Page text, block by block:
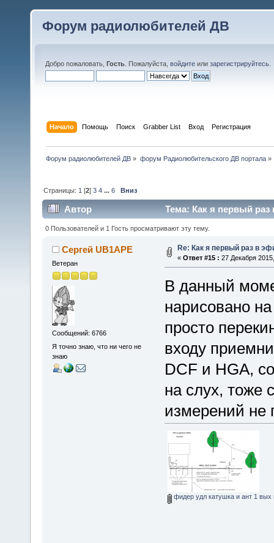
Форум радиолюбителей ДВ
Добро пожаловать, Гость . Пожалуйста, войдите или зарегистрируйтесь
Начало Помощь Поиск Grabber List Вход Регистрация
Форум радиолюбителей ДВ » форум Радиолюбительского ДВ портала»
Страницы: 1 [2]3 4 ...6 Вниз
Автор Тема: Как я первый
0 Пользователей и 1 Гость просматривают эту тему.
Сергей UB1APE
Ветеран
Сообщений: 6766
Я точно знаю, что ни чего не
знаю
Re: Как я первый раз в
« Ответ #15 : 27 Декабря
В данный
нарисовано
просто
входу
DCF и HGA,
на слух, тоже
измерений не
фидер удл катушка и ант 1 вых